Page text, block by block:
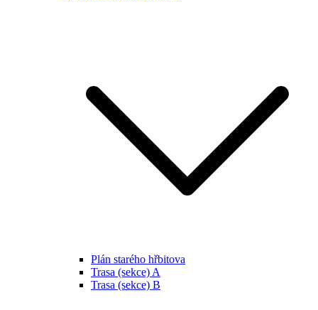
Plán starého hřbitova
Trasa (sekce) A
Trasa (sekce) B